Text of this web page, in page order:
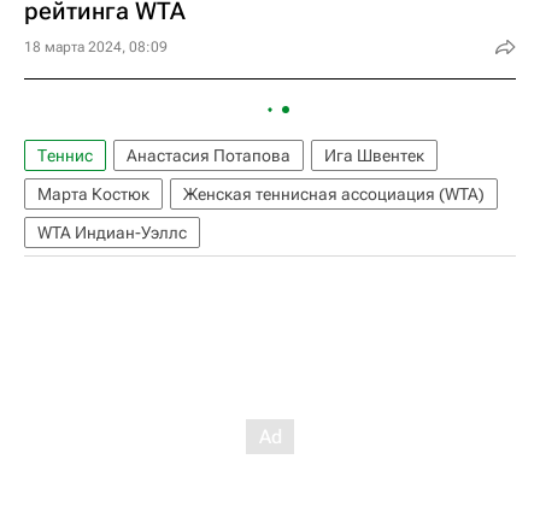
рейтинга WTA
18 марта 2024, 08:09
Теннис Анастасия Потапова
Ига Швентек
Марта Костюк
Женская теннисная ассоциация (WTA)
WTA Индиан-Уэллс